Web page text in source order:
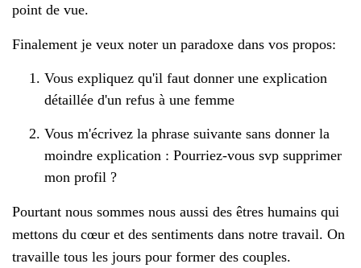
point de vue.
Finalement je veux noter un paradoxe dans vos propos:
Vous expliquez qu'il faut donner une explication
détaillée d'un refus à une femme
Vous m'écrivez la phrase suivante sans donner la
moindre explication : Pourriez-vous svp supprimer
mon profil ?
Pourtant nous sommes nous aussi des êtres humains qui
mettons du cœur et des sentiments dans notre travail. On
travaille tous les jours pour former des couples.